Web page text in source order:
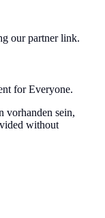
our partner link.
for Everyone.
vorhanden sein,
without